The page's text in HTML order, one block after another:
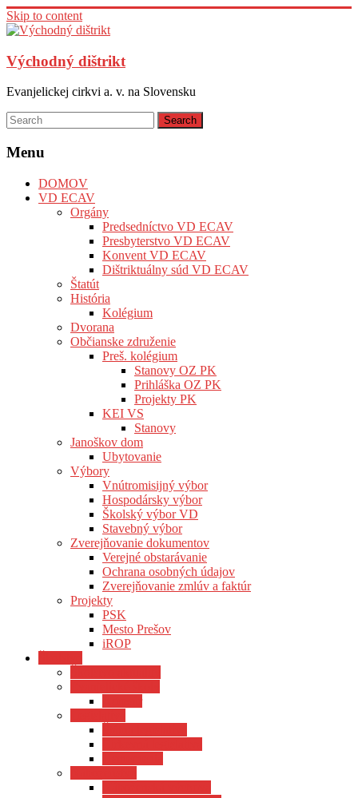
Skip to content
Východný dištrikt
Evanjelickej cirkvi a. v. na Slovensku
Menu
DOMOV
VD ECAV
Orgány
Predsedníctvo VD ECAV
Presbyterstvo VD ECAV
Konvent VD ECAV
Dištriktuálny súd VD ECAV
Štatút
História
Kolégium
Dvorana
Občianske združenie
Preš. kolégium
Stanovy OZ PK
Prihláška OZ PK
Projekty PK
KEI VS
Stanovy
Janoškov dom
Ubytovanie
Výbory
Vnútromisijný výbor
Hospodársky výbor
Školský výbor VD
Stavebný výbor
Zverejňovanie dokumentov
Verejné obstarávanie
Ochrana osobných údajov
Zverejňovanie zmlúv a faktúr
Projekty
PSK
Mesto Prešov
iROP